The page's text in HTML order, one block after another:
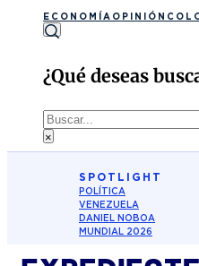
ECONOMÍA OPINIÓN
¿Qué deseas
Buscar
×
SPOTLIGHT
POLÍTICA
VENEZUELA
DANIEL NOBOA
MUNDIAL 2026